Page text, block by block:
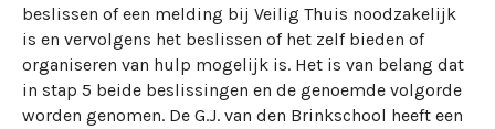
beslissen of een melding bij Veilig Thuis noodzakelijk
is en vervolgens het beslissen of het zelf bieden of
organiseren van hulp mogelijk is. Het is van belang dat
in stap 5 beide beslissingen en de genoemde volgorde
worden genomen. De G.J. van den Brinkschool heeft een